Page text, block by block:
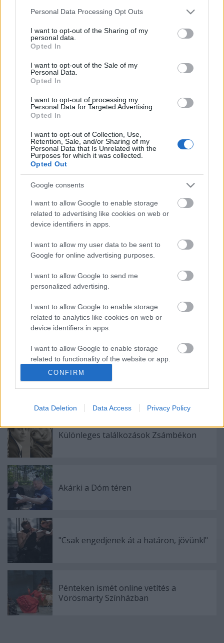
Please note that this website/app uses one or more Google
not limited to your visit or usage behaviour. You may click to
grant or deny consent to Google and its third-party tags to
use your data for below specified purposes in below Google
consent section.
Personal Data Processing Opt Outs
I want to opt-out of the Sharing of my
personal data.
Opted In
I want to opt-out of the Sale of my
Personal Data.
Opted In
I want to opt-out of processing my
Personal Data for Targeted Advertising.
Opted In
I want to opt-out of Collection, Use,
Retention, Sale, and/or Sharing of my
Personal Data that Is Unrelated with the
Purposes for which it was collected.
Opted Out
Google consents
I want to allow Google to enable storage
related to advertising like cookies on web or
device identifiers in apps.
I want to allow my user data to be sent to
Google for online advertising purposes.
I want to allow Google to send me
personalized advertising.
I want to allow Google to enable storage
related to analytics like cookies on web or
device identifiers in apps.
I want to allow Google to enable storage
related to functionality of the website or app.
I want to allow Google to enable storage
related to personalization.
I want to allow Google to enable storage
functionality and fraud prevention, and other
user protection.
CONFIRM
Data Deletion Data Access Privacy Policy
jelen. Meglepetéssel tapasztalták a Honvéd
Táncszínház művészei, hogy sok helyen magyarul
köszöntötték őket, a tánctanításokra már jó
néhányan megfelelő alaptudással érkeztek és rövid
idő elteltével együtt is énekeltek velük. Arra is volt
példa, hogy a japánok számára legényes
táncversenyt kellett szervezni a tánctanításon.
vendégszereplése újabb jelentős állomás a két
ország kulturális kapcsolatainak
ideje alatt is érzékelhető volt a japán kulturális
közéletben. A vendégszereplés kiemelkedően
eredményes és sikeres volt a magyar néptánc,
népzene népszerűsítése és a japán közönség
fogadtatása szempontjából.
Ajánlott bejegyzések:
Augusztusban jön az év legvidámabb
hete
Különleges találkozások Zsámbékon
Akárki a Dóm téren
"Csak engedjenek át a határon, jövünk!"
Pénteken ismét online vetítés a
Vörösmarty Színházban